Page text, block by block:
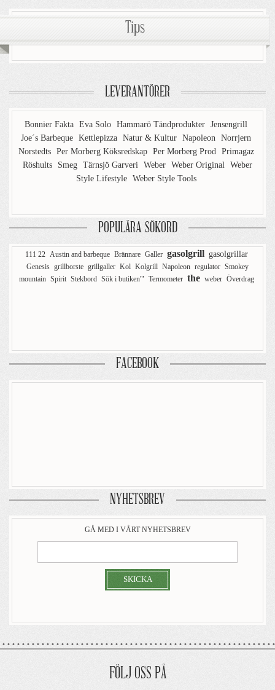
Tips
LEVERANTÖRER
Bonnier Fakta Eva Solo Hammarö Tändprodukter Jensengrill
Joe´s Barbeque Kettlepizza Natur & Kultur Napoleon Norrjern
Norstedts Per Morberg Köksredskap Per Morberg Prod Primagaz
Röshults
Smeg Tärnsjö Garveri Weber Weber Original Weber
Style Lifestyle Weber Style Tools
POPULÄRA SÖKORD
111 22 Austin and barbeque Brännare Galler gasolgrill gasolgrillar
Genesis grillborste grillgaller Kol Kolgrill Napoleon regulator Smokey
mountain Spirit Stekbord Sök i butiken'" Termometer the weber Överdrag
FACEBOOK
NYHETSBREV
GÅ MED I VÅRT NYHETSBREV
SKICKA
FÖLJ OSS PÅ